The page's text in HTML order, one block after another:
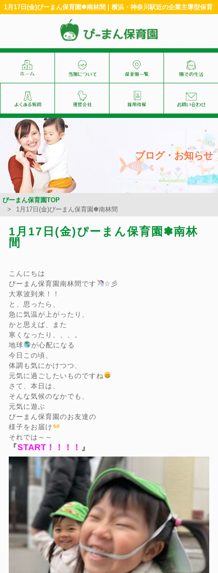
1月17日(金)ぴーまん保育園✽南林間 | 横浜・神奈川駅近の企業主導型保育
ブログ・お知らせ
ぴーまん保育園TOP
1月17日(金)ぴーまん保育園✽南林間
1月17日(金)ぴーまん保育園✽南林
間
こんにちは
ぴーまん保育園南林間です
☆彡
大寒波到来！！
と、思ったら、
急に気温が上がったり、
かと思えば、また
寒くなったり、、、。
地球
が心配になる
今日この頃、
体調も気にかけつつ、
元気に過ごしたいものですね
さて、本日は、
そんな気候のなかでも、
元気に遊ぶ
ぴーまん保育園のお友達の
様子をお届け
それでは～～
『START！！！！ 』